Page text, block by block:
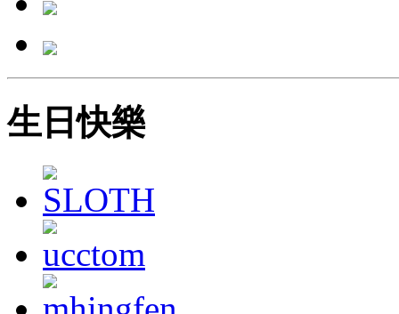
生日快樂